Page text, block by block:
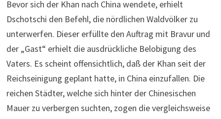
Bevor sich der Khan nach China wendete, erhielt
Dschotschi den Befehl, die nördlichen Waldvölker zu
unterwerfen. Dieser erfüllte den Auftrag mit Bravur und
der „Gast“ erhielt die ausdrückliche Belobigung des
Vaters. Es scheint offensichtlich, daß der Khan seit der
Reichseinigung geplant hatte, in China einzufallen. Die
reichen Städter, welche sich hinter der Chinesischen
Mauer zu verbergen suchten, zogen die vergleichsweise